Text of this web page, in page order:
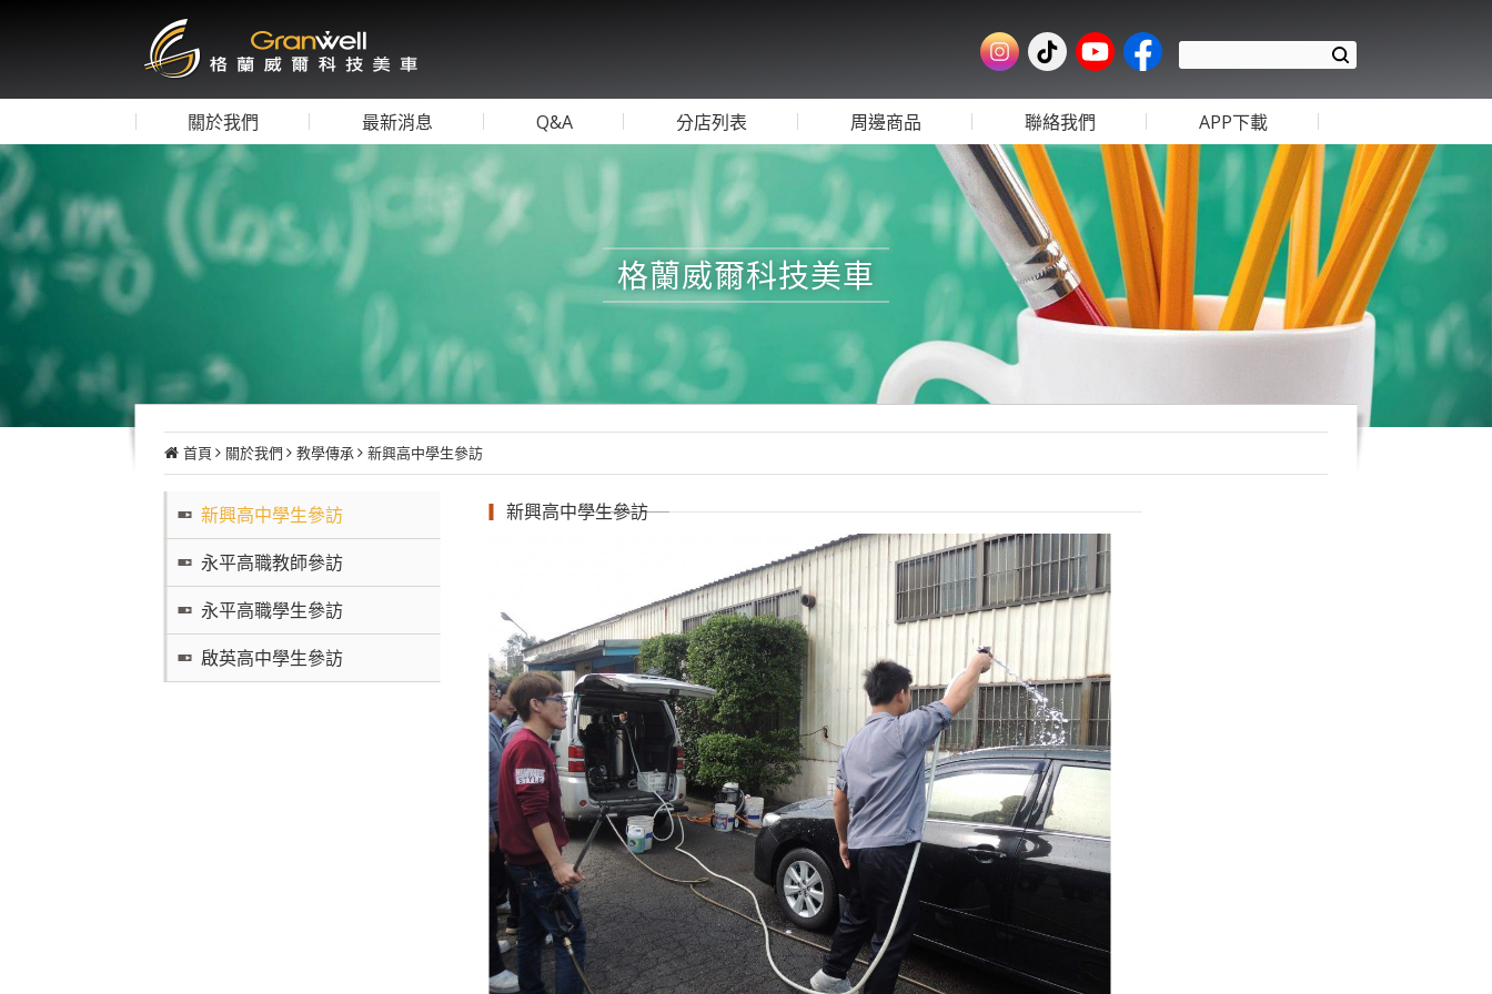
關於我們 最新消息 Q&A 分店列表 周邊商品 聯絡我們 APP下載
格蘭威爾科技美車
首頁 關於我們 教學傳承 新興高中學生參訪
新興高中學生參訪
永平高職教師參訪
永平高職學生參訪
啟英高中學生參訪
新興高中學生參訪